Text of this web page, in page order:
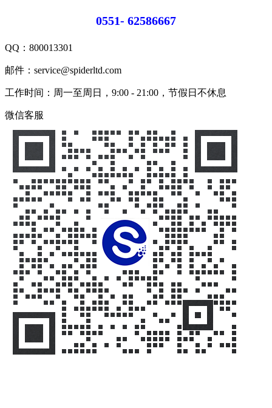
0551- 62586667
QQ： 800013301
邮件：service@spiderltd.com
工作时间：周一至周日，9:00 - 21:00，节假日不休息
微信客服